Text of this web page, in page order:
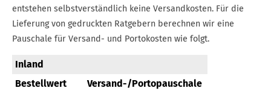
Buch
entstehen selbstverständlich keine Versandkosten. Für die
Lieferung von gedruckten Ratgebern berechnen wir eine
Pauschale für Versand- und Portokosten wie folgt.
Inland
Bestellwert
Versand-/Portopauschale